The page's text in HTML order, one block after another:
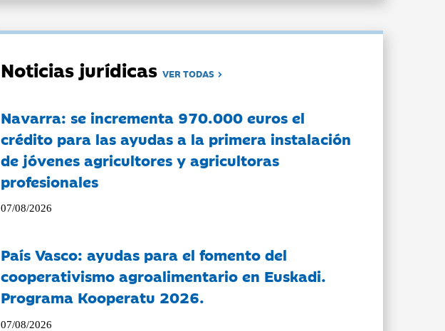
Noticias jurídicasVER TODAS
Navarra: se incrementa 970.000 euros el
crédito para las ayudas a la primera instalación
de jóvenes agricultores y agricultoras
profesionales
07/08/2026
País Vasco: ayudas para el fomento del
cooperativismo agroalimentario en Euskadi.
Programa Kooperatu 2026.
07/08/2026